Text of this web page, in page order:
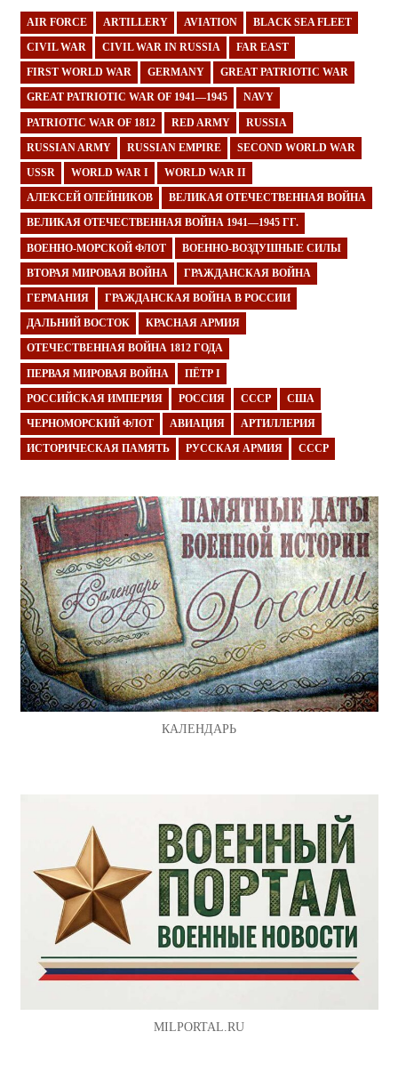
AIR FORCE ARTILLERY AVIATION BLACK SEA FLEET
CIVIL WAR CIVIL WAR IN RUSSIA FAR EAST
FIRST WORLD WAR GERMANY GREAT PATRIOTIC WAR
GREAT PATRIOTIC WAR OF 1941—1945 NAVY
PATRIOTIC WAR OF 1812 RED ARMY RUSSIA
RUSSIAN ARMY RUSSIAN EMPIRE SECOND WORLD WAR
USSR WORLD WAR I WORLD WAR II
АЛЕКСЕЙ ОЛЕЙНИКОВ ВЕЛИКАЯ ОТЕЧЕСТВЕННАЯ ВОЙНА
ВЕЛИКАЯ ОТЕЧЕСТВЕННАЯ ВОЙНА 1941—1945 ГГ.
ВОЕННО-МОРСКОЙ ФЛОТ ВОЕННО-ВОЗДУШНЫЕ СИЛЫ
ВТОРАЯ МИРОВАЯ ВОЙНА ГРАЖДАНСКАЯ ВОЙНА
ГЕРМАНИЯ ГРАЖДАНСКАЯ ВОЙНА В РОССИИ
ДАЛЬНИЙ ВОСТОК КРАСНАЯ АРМИЯ
ОТЕЧЕСТВЕННАЯ ВОЙНА 1812 ГОДА
ПЕРВАЯ МИРОВАЯ ВОЙНА ПЁТР I
РОССИЙСКАЯ ИМПЕРИЯ РОССИЯ СССР США
ЧЕРНОМОРСКИЙ ФЛОТ АВИАЦИЯ АРТИЛЛЕРИЯ
ИСТОРИЧЕСКАЯ ПАМЯТЬ РУССКАЯ АРМИЯ СССР
КАЛЕНДАРЬ
MILPORTAL.RU